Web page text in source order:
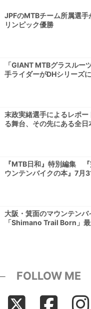
JPFのMTBチーム所属選
リンピック優勝
「GIANT MTBグラスルー
手ライダーがDHシリーズ
末政実緒選手によるレポ
る舞台、その先にある全日
『MTB日和』特別編集
ウンテンバイクの本』7月
大阪・箕面のマウンテンバ
「Shimano Trail Born」
FOLLOW